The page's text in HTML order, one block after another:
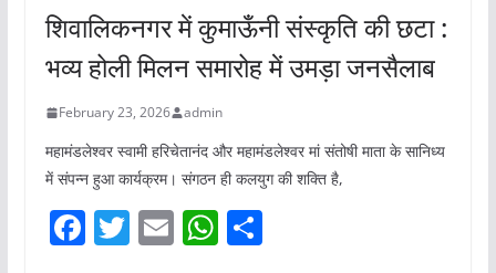
शिवालिकनगर में कुमाऊँनी संस्कृति की छटा :
भव्य होली मिलन समारोह में उमड़ा जनसैलाब
February 23, 2026 admin
महामंडलेश्वर स्वामी हरिचेतानंद और महामंडलेश्वर मां संतोषी माता के सानिध्य
में संपन्न हुआ कार्यक्रम। संगठन ही कलयुग की शक्ति है,
F T E W S